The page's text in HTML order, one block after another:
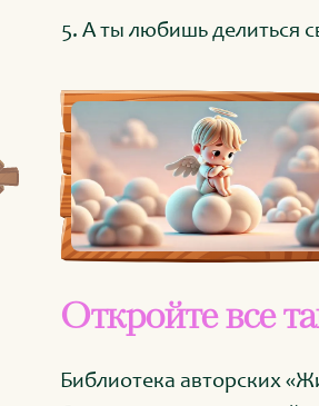
А ты любишь делиться
Откройте все
Библиотека авторских